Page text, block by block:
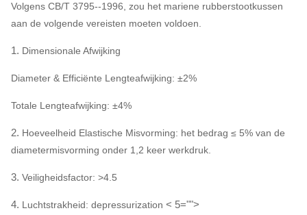
Volgens CB/T 3795--1996, zou het mariene rubberstootkussen
aan de volgende vereisten moeten voldoen.
1. Dimensionale Afwijking
Diameter & Efficiënte Lengteafwijking: ±2%
Totale Lengteafwijking: ±4%
2. Hoeveelheid Elastische Misvorming: het bedrag ≤ 5% van de
diametermisvorming onder 1,2 keer werkdruk.
3. Veiligheidsfactor: >4.5
4. Luchtstrakheid: depressurization < 5="">